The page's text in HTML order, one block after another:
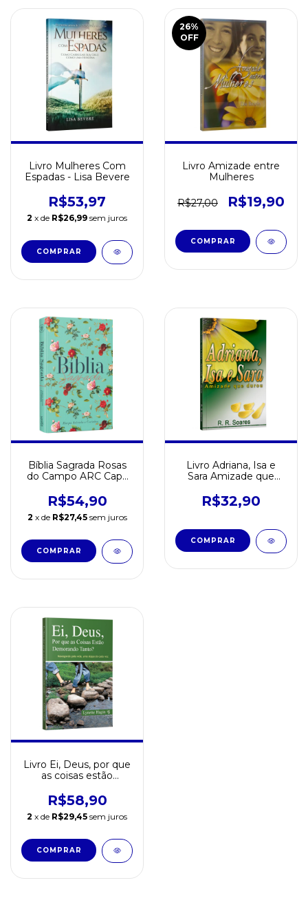
Livro Mulheres Com
Espadas - Lisa Bevere
R$53,97
2 x de R$26,99 sem juros
26%
OFF
Livro Amizade entre
Mulheres
R$27,00 R$19,90
Bíblia Sagrada Rosas
do Campo ARC Capa
R$54,90
2 x de R$27,45 sem juros
Livro Adriana, Isa e
Sara Amizade que
R$32,90
Livro Ei, Deus, por que
as coisas estão
R$58,90
2 x de R$29,45 sem juros